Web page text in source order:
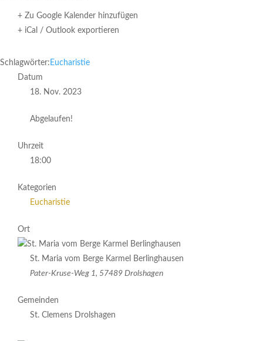
+ Zu Google Kalender hinzufügen
+ iCal / Outlook exportieren
Schlagwörter: Eucharistie
Datum
18. Nov. 2023
Abgelaufen!
Uhrzeit
18:00
Kategorien
Eucharistie
Ort
St. Maria vom Berge Karmel Berlinghausen
Pater-Kruse-Weg 1, 57489 Drolshagen
Gemeinden
St. Clemens Drolshagen